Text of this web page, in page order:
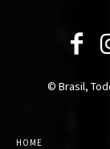
© Brasil,
HOME